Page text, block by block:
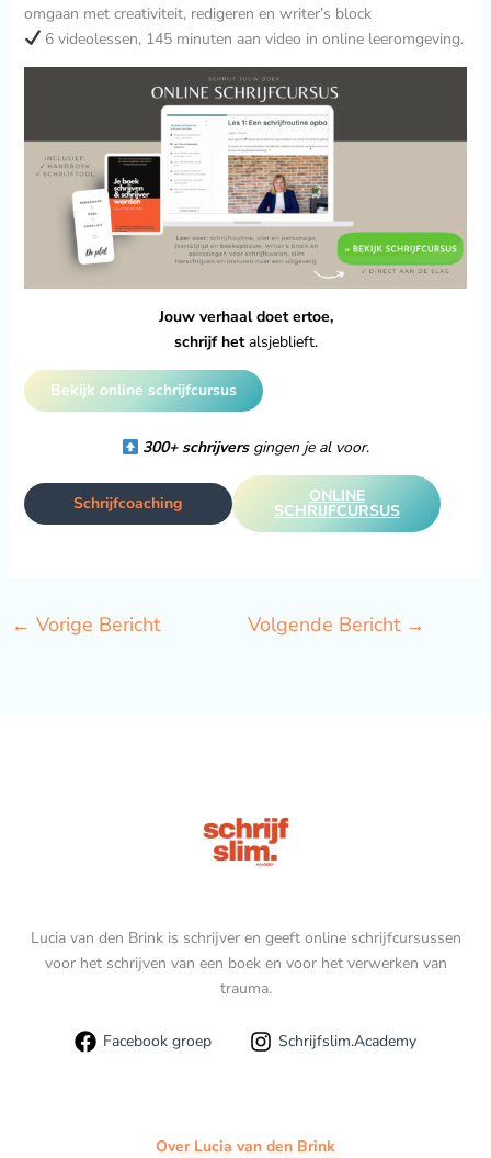
omgaan met creativiteit, redigeren en writer’s block
6 videolessen, 145 minuten aan video in online leeromgeving.
Jouw verhaal doet ertoe,
schrijf hetalsjeblieft.
Bekijk online schrijfcursus
300+ schrijvers gingen je al voor.
Schrijfcoaching ONLINE
SCHRIJFCURSUS
← Vorige Bericht Volgende Bericht →
Lucia van den Brink is schrijver en geeft online schrijfcursussen
voor het schrijven van een boek en voor het verwerken van
trauma.
Facebook groep Schrijfslim.Academy
Over Lucia van den Brink